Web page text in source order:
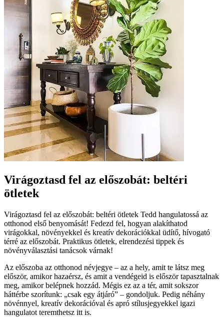
Virágoztasd fel az előszobát: beltéri
ötletek
Virágoztasd fel az előszobát: beltéri ötletek Tedd hangulatossá az
otthonod első benyomását! Fedezd fel, hogyan alakíthatod
virágokkal, növényekkel és kreatív dekorációkkal üdítő, hívogató
térré az előszobát. Praktikus ötletek, elrendezési tippek és
növényválasztási tanácsok várnak!
Az előszoba az otthonod névjegye – az a hely, amit te látsz meg
először, amikor hazaérsz, és amit a vendégeid is először tapasztalnak
meg, amikor belépnek hozzád. Mégis ez az a tér, amit sokszor
háttérbe szorítunk: „csak egy átjáró” – gondoljuk. Pedig néhány
növénnyel, kreatív dekorációval és apró stílusjegyekkel igazi
hangulatot teremthetsz itt is.